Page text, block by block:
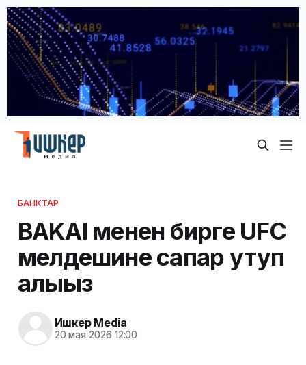
БАНКТАР
BAKAI менен бирге UFC
мелдешине сапар утуп
алыңыз
Ишкер Media
20 мая 2026 12:00